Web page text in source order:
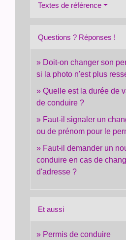
Textes de référence
Questions ? Réponses !
Doit-on changer son
si la photo n'est plus
Quelle est la durée de
de conduire ?
Faut-il signaler un
ou de prénom pour le
Faut-il demander un
conduire en cas de
d'adresse ?
Et aussi
Permis de conduire